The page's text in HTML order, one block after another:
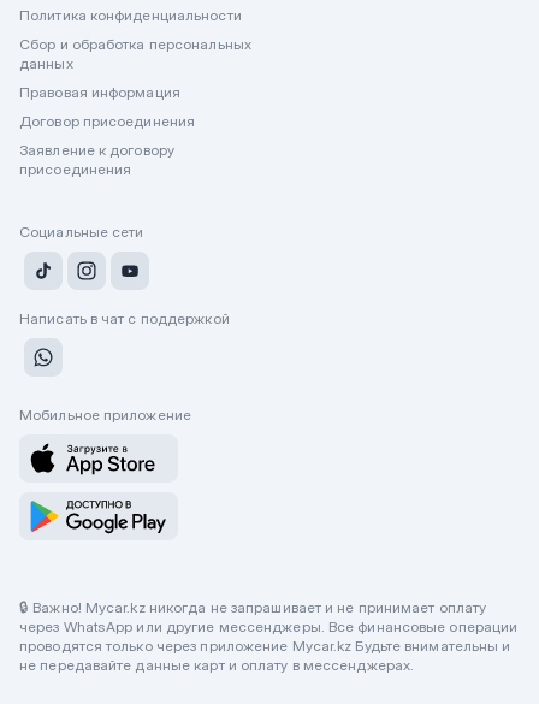
Политика конфиденциальности
Сбор и обработка персональных
данных
Правовая информация
Договор присоединения
Заявление к договору
присоединения
Социальные сети
Написать в чат с поддержкой
Мобильное приложение
🔒 Важно! Mycar.kz никогда не запрашивает и не принимает оплату
через WhatsApp или другие мессенджеры. Все финансовые операции
проводятся только через приложение Mycar.kz Будьте внимательны и
не передавайте данные карт и оплату в мессенджерах.